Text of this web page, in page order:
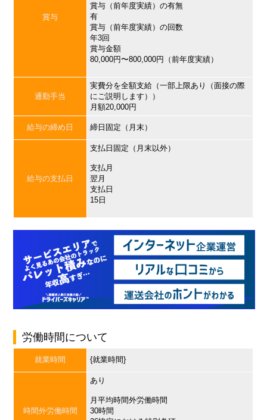
賞与
賞与（前年度実績）の有無
有
賞与（前年度実績）の回数
年3回
賞与金額
80,000円〜800,000円（前年度実績）
通勤手当
実費分を全額支給（一部上限あり（面接の際
にご説明します））
月額20,000円
給与の締め日 締日固定（月末）
給与の支払日
支払日固定（月末以外）
支払月
翌月
支払日
15日
労働時間について
就業時間 {就業時間}
時間外労働時間
あり
月平均時間外労働時間
30時間